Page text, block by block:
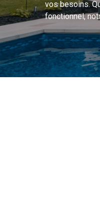
vos besoins.
fonctionnel,